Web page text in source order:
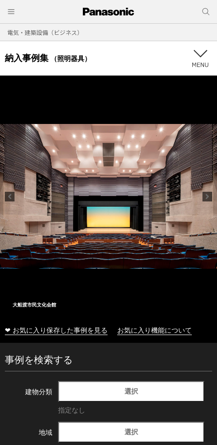
電気・建築設備（ビジネス）
納入事例集 （照明器具）
大船渡市民文化会館
❤ お気に入り保存した事例を見る お気に入り機能について
事例を検索する
建物分類 選択
指定なし
地域 選択